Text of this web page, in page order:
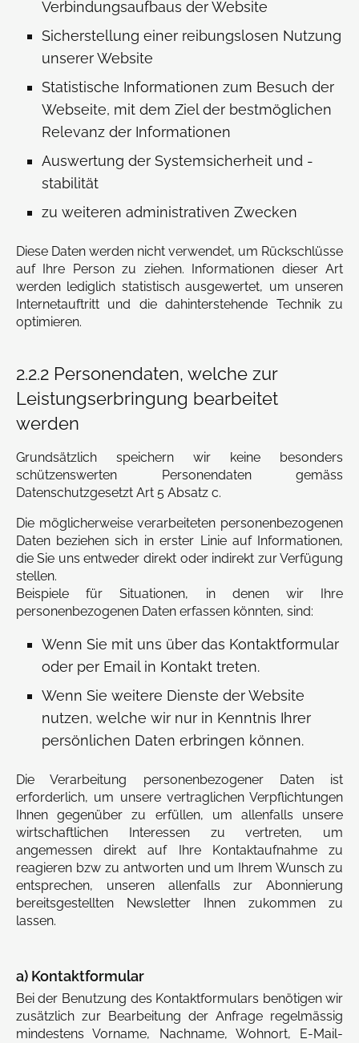
Verbindungsaufbaus der Website
Sicherstellung einer reibungslosen Nutzung
unserer Website
Statistische Informationen zum Besuch der
Webseite, mit dem Ziel der bestmöglichen
Relevanz der Informationen
Auswertung der Systemsicherheit und -
stabilität
zu weiteren administrativen Zwecken
Diese Daten werden nicht verwendet, um Rückschlüsse
auf Ihre Person zu ziehen. Informationen dieser Art
werden lediglich statistisch ausgewertet, um unseren
Internetauftritt und die dahinterstehende Technik zu
optimieren.
2.2.2 Personendaten, welche zur
Leistungserbringung bearbeitet
werden
Grundsätzlich speichern wir keine besonders
schützenswerten Personendaten gemäss
Datenschutzgesetzt Art 5 Absatz c.
Die möglicherweise verarbeiteten personenbezogenen
Daten beziehen sich in erster Linie auf Informationen,
die Sie uns entweder direkt oder indirekt zur Verfügung
stellen.
Beispiele für Situationen, in denen wir Ihre
personenbezogenen Daten erfassen könnten, sind:
Wenn Sie mit uns über das Kontaktformular
oder per Email in Kontakt treten.
Wenn Sie weitere Dienste der Website
nutzen, welche wir nur in Kenntnis Ihrer
persönlichen Daten erbringen können.
Die Verarbeitung personenbezogener Daten ist
erforderlich, um unsere vertraglichen Verpflichtungen
Ihnen gegenüber zu erfüllen, um allenfalls unsere
wirtschaftlichen Interessen zu vertreten, um
angemessen direkt auf Ihre Kontaktaufnahme zu
reagieren bzw zu antworten und um Ihrem Wunsch zu
entsprechen, unseren allenfalls zur Abonnierung
bereitsgestellten Newsletter Ihnen zukommen zu
lassen.
a) Kontaktformular
Bei der Benutzung des Kontaktformulars benötigen wir
zusätzlich zur Bearbeitung der Anfrage regelmässig
mindestens Vorname, Nachname, Wohnort, E-Mail-